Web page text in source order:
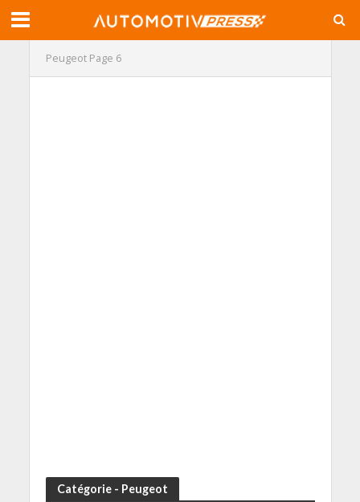
Peugeot Page 6
Catégorie - Peugeot